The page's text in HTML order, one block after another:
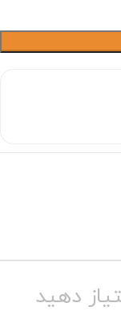
دهید